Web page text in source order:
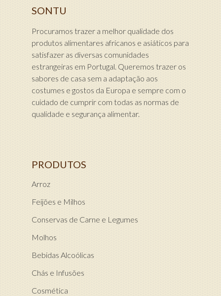
SONTU
Procuramos trazer a melhor qualidade dos
produtos alimentares africanos e asiáticos para
satisfazer as diversas comunidades
estrangeiras em Portugal. Queremos trazer os
sabores de casa sem a adaptação aos
costumes e gostos da Europa e sempre com o
cuidado de cumprir com todas as normas de
qualidade e segurança alimentar.
PRODUTOS
Arroz
Feijões e Milhos
Conservas de Carne e Legumes
Molhos
Bebidas Alcoólicas
Chás e Infusões
Cosmética